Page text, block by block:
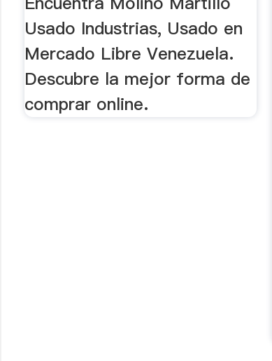
Usado Industrias, Usado en
Mercado Libre Venezuela.
Descubre la mejor forma de
comprar online.